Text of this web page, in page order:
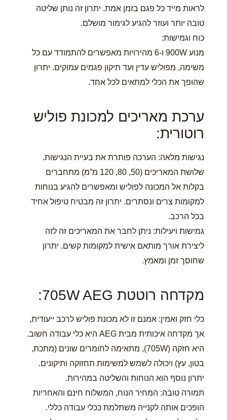
לראות מייד כל פגם בזמן אמת. יתרון זה נותן שליטה
טובה יותר ועוזר להגיע לגימור מושלם.
כוח וגמישות:
מנוע 900W ו-6 מהירויות מאפשרים להתמודד עם כל
משימה, מפוליש עדין ועד תיקון פגמים עמוקים. יתרון
שהופך את הכלי למתאים לכל אחד.
ערכת מאריכים למכונת פוליש
רוטורית:
נגישות מלאה: הערכה פותרת את בעיית הנגישות.
שלושת המאריכים (50, 80, 120 מ”מ) מתחברים
בקלות אל המכונה לפוליש ומאפשרים להגיע בנוחות
למקומות צרים ונסתרים. יתרון זה מבטיח טיפול אחיד
בכל הרכב.
גמישות ויעילות: ניתן לחבר את המאריכים זה לזה
ליצירת אורך מותאם אישית למקומות קשים. יתרון
שחוסך זמן ומאמץ.
מקדחה רוטטת 705W AEG:
כלי חזק ואמין: אמנם זו לא מכונת פוליש לרכב ייעודית,
אך מקדחה איכותית מבית AEG היא כלי עבודה חשוב.
היא חזקה (705W), מתאימה לחומרים שונים (מתכת,
בטון, עץ) ויכולה לשמש למשימות תחזוקה ותיקונים.
יתרון נוסף הוא הנוחות והשליטה במהירות.
תמורה טובה: המחיר הנוח, המשלוח חינם והאחריות
הופכים אותה לקנייה משתלמת ככלי עבודה כללי.